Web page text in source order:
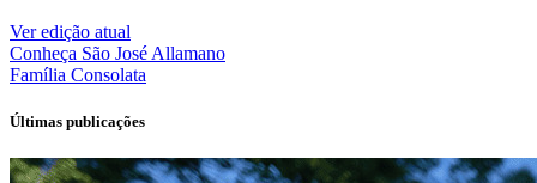
Ver edição atual
Conheça São José Allamano
Família Consolata
Últimas publicações